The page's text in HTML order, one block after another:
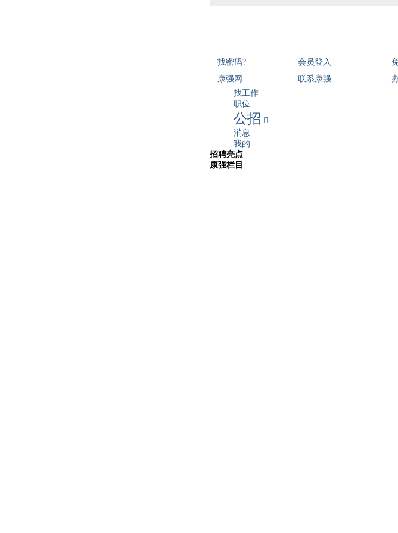
找密码? 会员登入
康强网
联系康强
找工作
职位
公招 
消息
我的
招聘亮点
康强栏目